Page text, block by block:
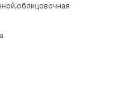
облицовочная